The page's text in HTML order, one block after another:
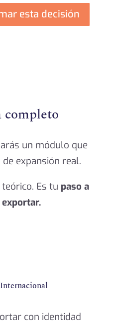
esta decisión
completo
un módulo que
expansión real.
Es tu paso a
con identidad